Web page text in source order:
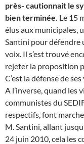
près- cautionnait le
bien terminée. Le 15
élus aux municipales,
Santini pour défendre
voix. Il s’est trouvé
rejeter la proposition
C’est la défense de
A l’inverse, quand les
communistes du
respectifs, font
M. Santini, allant
24 juin 2010, cela les